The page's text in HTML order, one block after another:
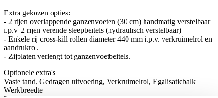
Extra gekozen opties:
- 2 rijen overlappende ganzenvoeten (30 cm) handmatig verstelbaar
i.p.v. 2 rijen verende sleepbeitels (hydraulisch verstelbaar).
- Enkele rij cross-kill rollen diameter 440 mm i.p.v. verkruimelrol en
aandrukrol.
- Zijplaten verlengt tot ganzenvoetbeitels.
Optionele extra's
Vaste tand, Gedragen uitvoering, Verkruimelrol, Egalisatiebalk
Werkbreedte